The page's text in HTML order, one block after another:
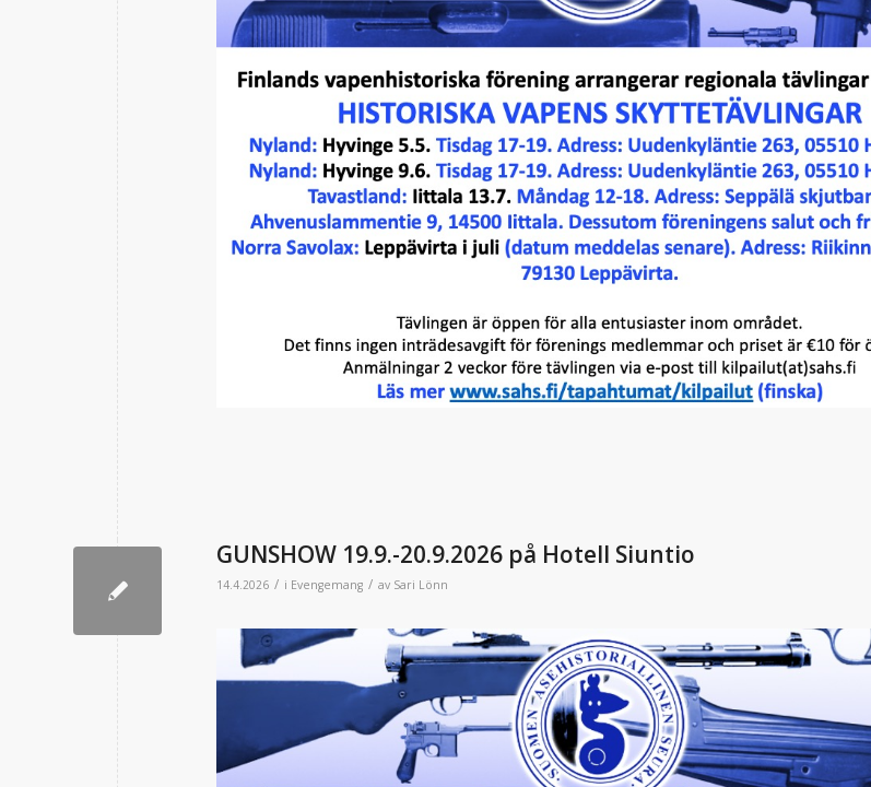
GUNSHOW 19.9.-20.9.2026 på Hotell Siuntio
14.4.2026 / i Evengemang / av Sari Lönn